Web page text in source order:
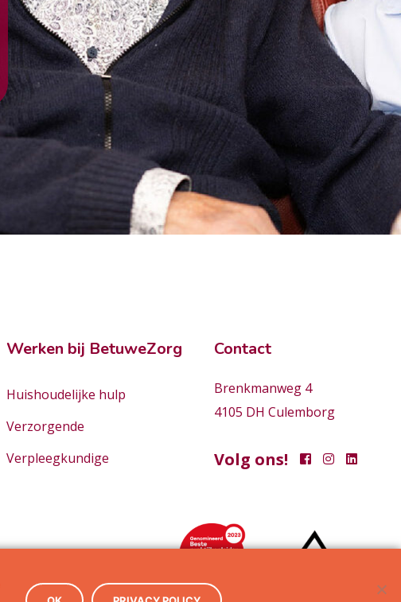
Werken bij BetuweZorg
Huishoudelijke hulp
Verzorgende
Verpleegkundige
Contact
Brenkmanweg 4
4105 DH Culemborg
Volg ons!